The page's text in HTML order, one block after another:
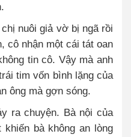
nuôi giả vờ bị ngã rồi
cô nhận một cái tát oan
tin cô. Vậy mà anh
tim vốn bình lặng của
ông mà gợn sóng.
ra chuyện. Bà nội của
bà không an lòng